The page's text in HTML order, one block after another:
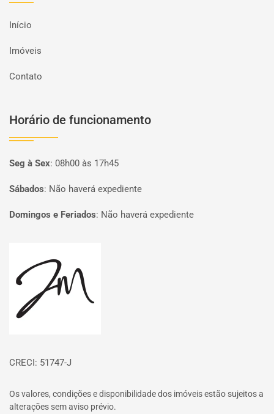
Início
Imóveis
Contato
Horário de funcionamento
Seg à Sex: 08h00 às 17h45
Sábados: Não haverá expediente
Domingos e Feriados: Não haverá expediente
CRECI: 51747-J
Os valores, condições e disponibilidade dos imóveis estão sujeitos a
alterações sem aviso prévio.